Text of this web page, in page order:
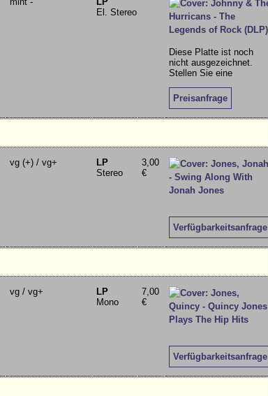
El. Stereo
Diese Platte ist noch
nicht ausgezeichnet.
Stellen Sie eine
Preisanfrage
vg (+) / vg+
LP
Stereo
3,00
€
Verfügbarkeitsanfrage
vg / vg+
LP
Mono
7,00
€
Verfügbarkeitsanfrage